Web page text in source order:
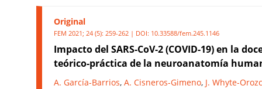
Original
FEM 2021; 24 (5): 259-262 | DOI: 10.33588/fem.245.1146
Impacto del SARS-CoV-2 (COVID-19) en la
teórico-práctica de la neuroanatomía
A. García-Barrios, A. Cisneros-Gimeno, J. Whyte-